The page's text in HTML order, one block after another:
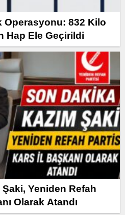
Operasyonu: 832 Kilo
Hap Ele Geçirildi
Yeniden Refah
Olarak Atandı